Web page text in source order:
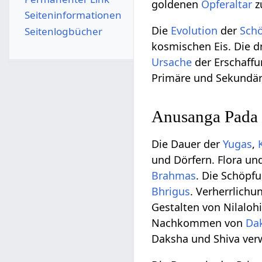
goldenen Opferaltar
Die Evolution der
kosmischen Eis. Die
Ursache der
Primäre und
Anusanga Pada
Die Dauer derYugas,
und Dörfern. Flora
Brahmas. Die
Bhrigus.
Gestalten von
Nachkommen von
Daksha und Shiva
Seiten­­informationen
Seitenlogbücher